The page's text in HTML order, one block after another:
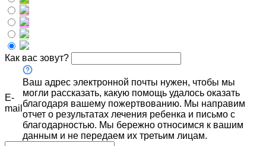
Как вас зовут?
E-
mail
Ваш адрес электронной почты нужен, чтобы мы
могли рассказать, какую помощь удалось оказать
благодаря вашему пожертвованию. Мы направим
отчет о результатах лечения ребенка и письмо с
благодарностью. Мы бережно относимся к вашим
данным и не передаем их третьим лицам.